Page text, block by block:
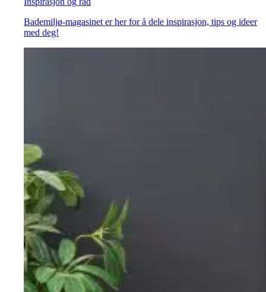
Bademiljø-magasinet er her for å dele inspirasjon, tips og ideer
med deg!